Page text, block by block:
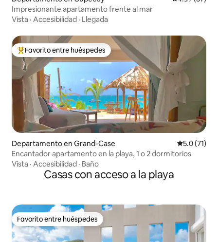
Impresionante apartamento frente al mar
Vista · Accesibilidad · Llegada
De los mejores en Favorito entre huéspedes
Favorito entre huéspedes
Departamento en Grand-Case Calificación
5.0 (71)
Encantador apartamento en la playa, 1 o 2 dormitorios
Vista · Accesibilidad · Baño
Casas con acceso a la playa
Favorito entre huéspedes
Favorito entre huéspedes